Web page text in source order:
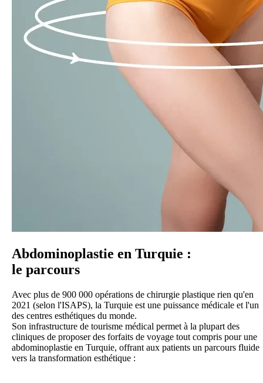
Abdominoplastie en Turquie :
le parcours
Avec plus de 900 000 opérations de chirurgie plastique rien qu'en
2021 (selon l'ISAPS), la Turquie est une puissance médicale et l'un
des centres esthétiques du monde.
Son infrastructure de tourisme médical permet à la plupart des
cliniques de proposer des forfaits de voyage tout compris pour une
abdominoplastie en Turquie, offrant aux patients un parcours fluide
vers la transformation esthétique :